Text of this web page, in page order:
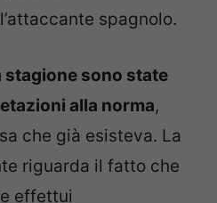
spagnolo.
stagione sono state
alla norma,
che già esisteva. La
riguarda il fatto che
effettui